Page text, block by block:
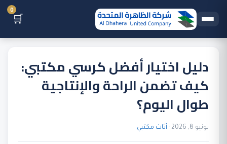
🛒
0
دليل اختيار أفضل كرسي مكتبي:
كيف تضمن الراحة والإنتاجية
طوال اليوم؟
يونيو 8, 2026 · أثاث مكتبي